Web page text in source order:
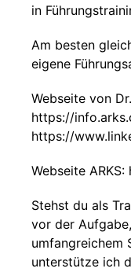
in
Am besten
eigene
Webseite von
https://
https://
Webseite
Stehst du als
vor der
umfangreichem
unterstütze ich